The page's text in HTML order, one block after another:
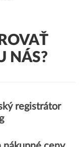
NÁS?
registrátor